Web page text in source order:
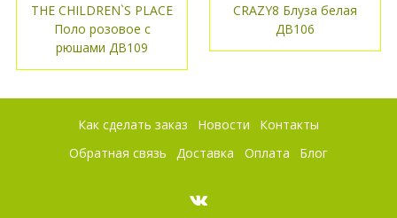
THE CHILDREN`S PLACE
Поло розовое с
рюшами ДВ109
CRAZY8 Блуза белая
ДВ106
Как сделать заказ Новости
Контакты
Обратная связь
Доставка Оплата Блог